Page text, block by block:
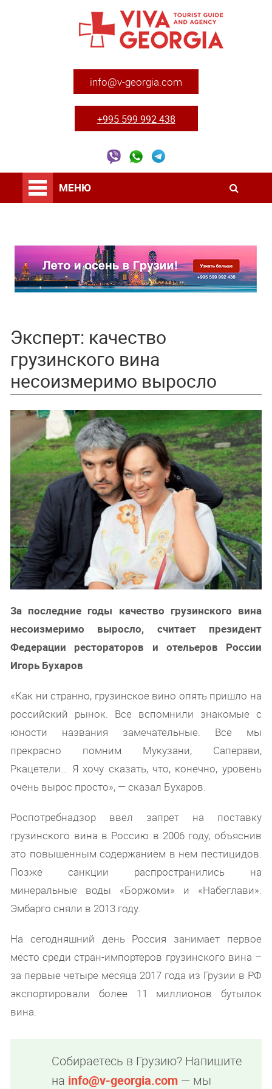
info@v-georgia.com
+995 599 992 438
МЕНЮ
Эксперт: качество
грузинского вина
несоизмеримо выросло
За последние годы качество грузинского вина
несоизмеримо выросло, считает президент
Федерации рестораторов и отельеров России
Игорь Бухаров
«Как ни странно, грузинское вино опять пришло на
российский рынок. Все вспомнили знакомые с
юности названия замечательные. Все мы
прекрасно помним Мукузани, Саперави,
Ркацетели… Я хочу сказать, что, конечно, уровень
очень вырос просто», — сказал Бухаров.
Роспотребнадзор ввел запрет на поставку
грузинского вина в Россию в 2006 году, объяснив
это повышенным содержанием в нем пестицидов.
Позже санкции распространились на
минеральные воды «Боржоми» и «Набеглави».
Эмбарго сняли в 2013 году.
На сегодняшний день Россия занимает первое
место среди стран-импортеров грузинского вина –
за первые четыре месяца 2017 года из Грузии в РФ
экспортировали более 11 миллионов бутылок
вина.
Собираетесь в Грузию? Напишите
на info@v-georgia.com — мы